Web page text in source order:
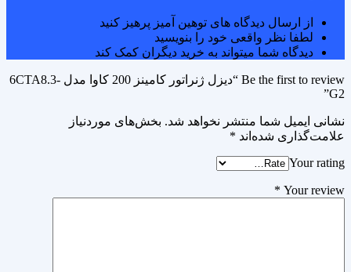
از ارسال دیدگاه های توهین آمیز پرهیز کنید
لطفا نظر واقعی خود را بنویسید
دیدگاه شما میتواند به خرید دیگران کمک کند
Be the first to review “دیزل ژنراتور کامینز 200 کاوا مدل 6CTA8.3-
G2”
نشانی ایمیل شما منتشر نخواهد شد. بخش‌های موردنیاز
علامت‌گذاری شده‌اند *
Your rating
Your review
*